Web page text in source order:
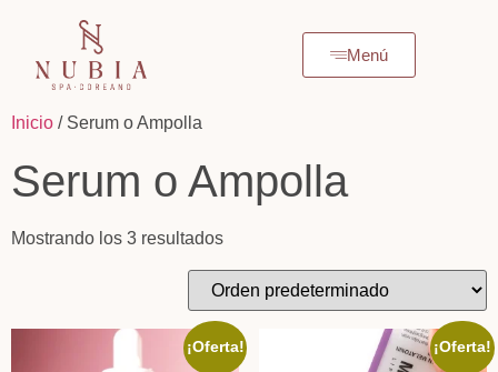
Menú
Inicio / Serum o Ampolla
Serum o Ampolla
Mostrando los 3 resultados
¡Oferta! ¡Oferta!